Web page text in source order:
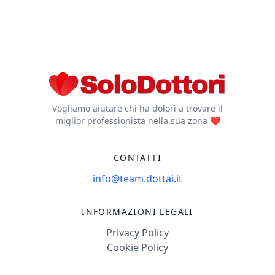
Vogliamo aiutare chi ha dolori a trovare il
miglior professionista nella sua zona ❤️
CONTATTI
info@team.dottai.it
INFORMAZIONI LEGALI
Privacy Policy
Cookie Policy